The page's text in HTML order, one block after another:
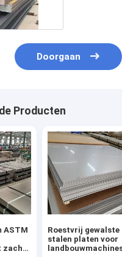
Doorgaan
Producten
ASTM
zacht
Roestvrij gewalste
stalen platen voor